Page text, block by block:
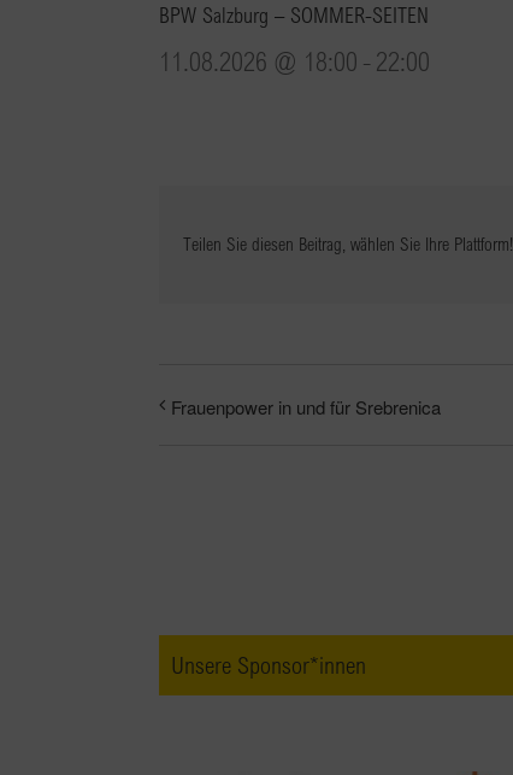
BPW Salzburg – SOMMER-SEITEN
11.08.2026 @ 18:00 - 22:00
Teilen Sie diesen Beitrag, wählen Sie Ihre Plattform!
Frauenpower in und für Srebrenica
Unsere Sponsor*innen